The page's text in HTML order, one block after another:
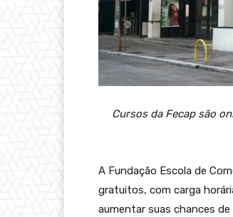
Cursos da Fecap são
A Fundação Escola de
gratuitos, com carga
aumentar suas chances